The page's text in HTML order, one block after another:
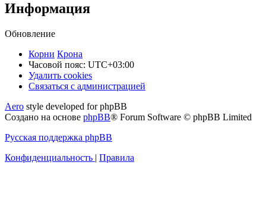
Информация
Обновление
Корни Крона
Часовой пояс: UTC+03:00
Удалить cookies
Связаться
администрацией
Связаться с администрацией
Aero style developed for phpBB
Создано на основе phpBB® Forum Software © phpBB Limited
Русская поддержка phpBB
Конфиденциальность | Правила